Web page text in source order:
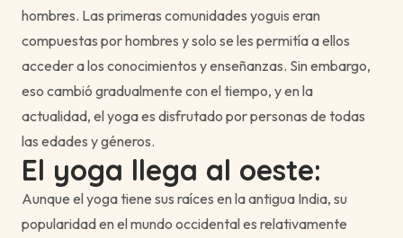
hombres. Las primeras comunidades yoguis eran
compuestas por hombres y solo se les permitía a ellos
acceder a los conocimientos y enseñanzas. Sin embargo,
eso cambió gradualmente con el tiempo, y en la
actualidad, el yoga es disfrutado por personas de todas
las edades y géneros.
El yoga llega al oeste:
Aunque el yoga tiene sus raíces en la antigua India, su
popularidad en el mundo occidental es relativamente